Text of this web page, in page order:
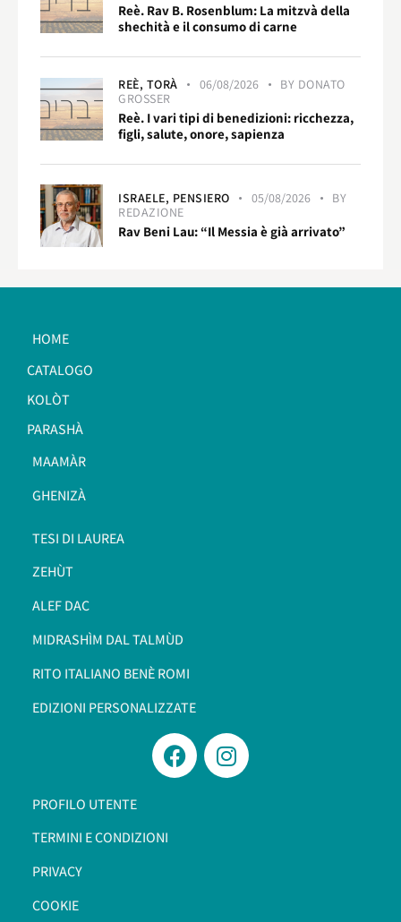
Reè. Rav B. Rosenblum: La mitzvà della
shechità e il consumo di carne
REÈ, TORÀ 06/08/2026 BY DONATO
GROSSER
Reè. I vari tipi di benedizioni: ricchezza,
figli, salute, onore, sapienza
ISRAELE, PENSIERO 05/08/2026
BY
REDAZIONE
Rav Beni Lau: “Il Messia è già arrivato”
HOME
CATALOGO
KOLÒT
PARASHÀ
MAAMÀR
GHENIZÀ
TESI DI LAUREA
ZEHÙT
ALEF DAC
MIDRASHÌM DAL TALMÙD
RITO ITALIANO BENÈ ROMI​
EDIZIONI PERSONALIZZATE
PROFILO UTENTE
TERMINI E CONDIZIONI
PRIVACY
COOKIE